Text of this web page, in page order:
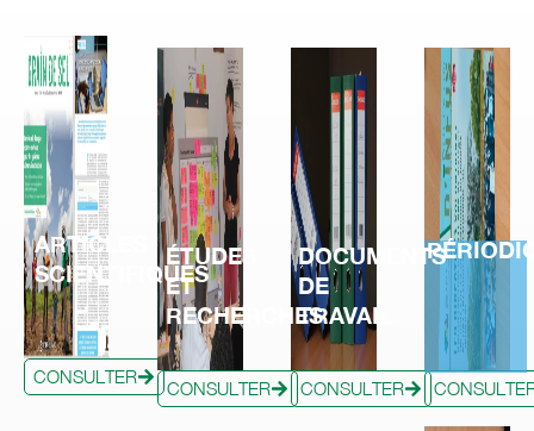
ARTICLES
SCIENTIFIQUES
CONSULTER
ÉTUDES
ET
RECHERCHES
CONSULTER
DOCUMENTS
DE
TRAVAIL
CONSULTER